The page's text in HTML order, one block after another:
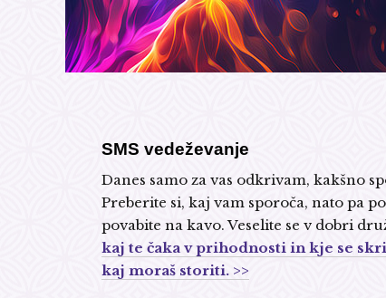
SMS vedeževanje
Danes samo za vas odkrivam, kakšno
Preberite si, kaj vam sporoča, nato pa
povabite na kavo. Veselite se v dobri
kaj te čaka v prihodnosti in kje se
kaj moraš storiti. >>